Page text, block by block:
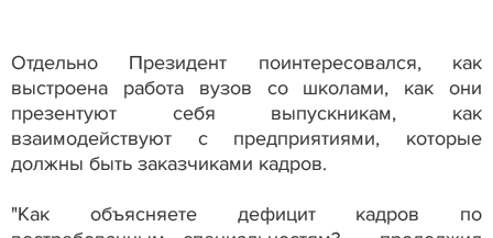
Отдельно Президент поинтересовался, как
выстроена работа вузов со школами, как они
презентуют себя выпускникам, как
взаимодействуют с предприятиями, которые
должны быть заказчиками кадров.
"Как объясняете дефицит кадров по